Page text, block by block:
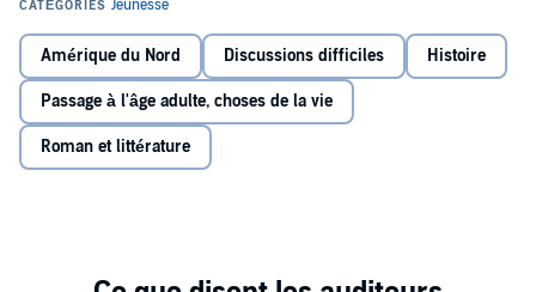
Amérique du Nord Discussions difficiles Histoire
Passage à l'âge adulte, choses de la vie
Roman et littérature